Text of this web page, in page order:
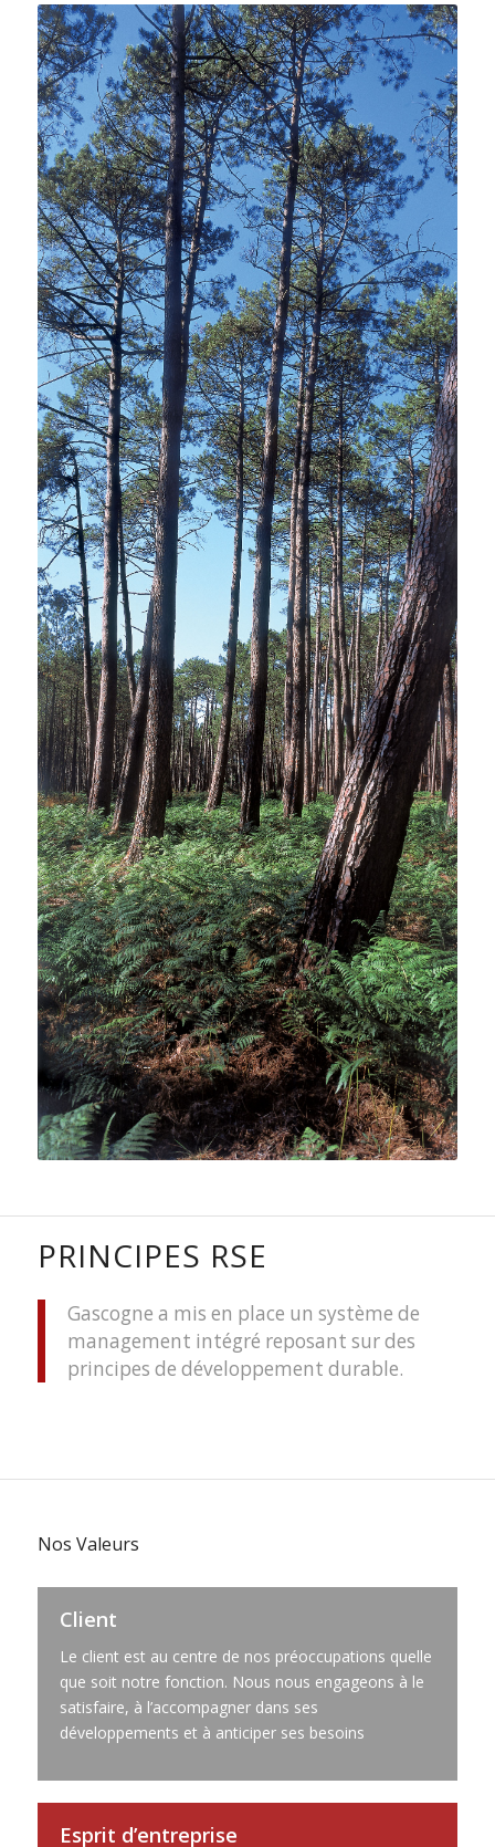
PRINCIPES RSE
Gascogne a mis en place un système de
management intégré reposant sur des
principes de développement durable.
Nos Valeurs
Client
Le client est au centre de nos préoccupations quelle
que soit notre fonction. Nous nous engageons à le
satisfaire, à l’accompagner dans ses
développements et à anticiper ses besoins
Esprit d’entreprise